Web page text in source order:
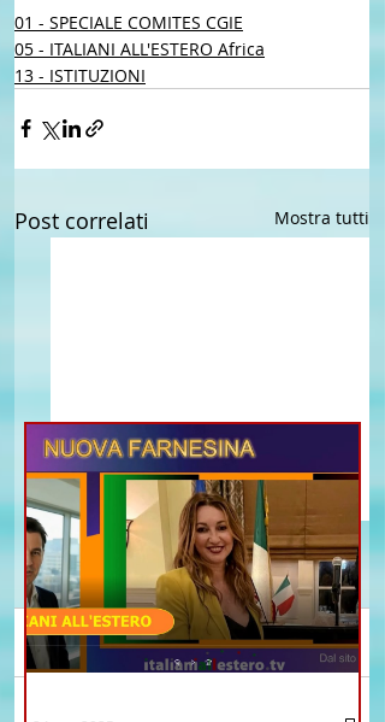
01 - SPECIALE COMITES CGIE
05 - ITALIANI ALL'ESTERO Africa
13 - ISTITUZIONI
Post correlati Mostra tutti
Commenti